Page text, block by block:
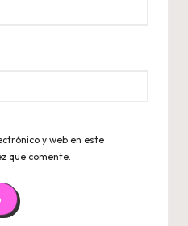
y web en este
que comente.